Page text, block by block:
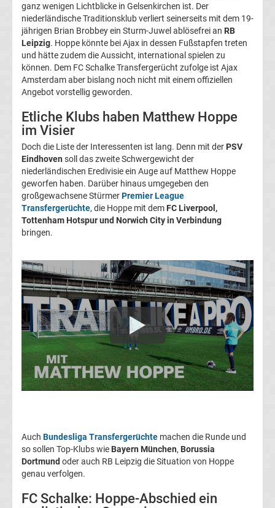
Transfergerüchte
1.
FC
Saarbrücken
Transfergerüchte
1.
FC
Union
Transfergerüchte
1.
FSV
Mainz
05
Alemannia
ganz wenigen Lichtblicke in Gelsenkirchen ist. Der
niederländische Traditionsklub verliert seinerseits mit dem 19-
jährigen Brian Brobbey ein Sturm-Juwel ablösefrei an RB
Leipzig. Hoppe könnte bei Ajax in dessen Fußstapfen treten
und hätte zudem die Aussicht, international spielen zu
können. Dem FC Schalke Transfergerücht zufolge ist Ajax
Amsterdam aber bislang noch nicht mit einem offiziellen
Angebot vorstellig geworden.
Etliche Klubs haben Matthew Hoppe
im Visier
Doch die Liste der Interessenten ist lang. Denn mit der PSV
Eindhoven soll das zweite Schwergewicht der
niederländischen Eredivisie ein Auge auf Matthew Hoppe
geworfen haben. Darüber hinaus umgegeben den
großgewachsene StürmerPremier League
Transfergerüchte, die Hoppe mit dem FC Liverpool,
Tottenham Hotspur und Norwich City in Verbindung
bringen.
Auch Bundesliga Transfergerüchte machen die Runde und
so sollen Top-Klubs wie Bayern München, Borussia
Dortmund oder auch RB Leipzig die Situation von Hoppe
genau verfolgen.
FC Schalke: Hoppe-Abschied ein